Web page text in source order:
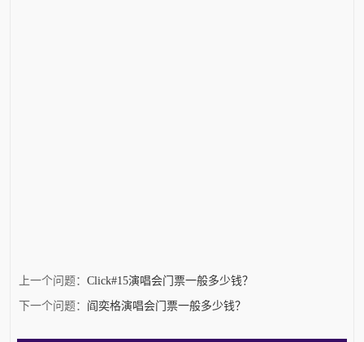
上一个问题： Click#15演唱会门票一般多少钱？
下一个问题： 阎奕格演唱会门票一般多少钱？